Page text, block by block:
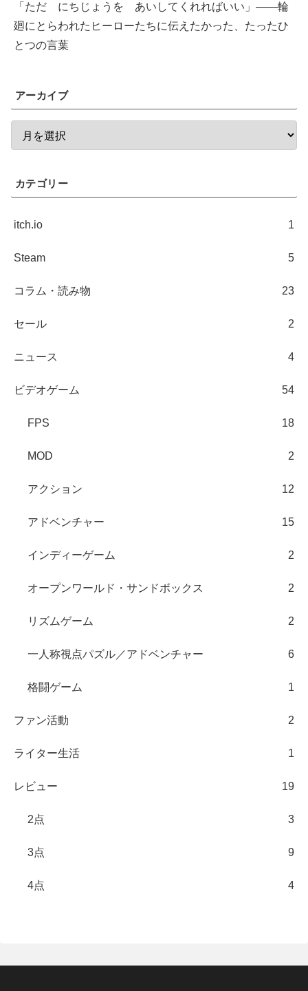
「ただ にちじょうを あいしてくれればいい」――輪
廻にとらわれたヒーローたちに伝えたかった、たったひ
とつの言葉
アーカイブ
カテゴリー
itch.io 1
Steam 5
コラム・読み物 23
セール 2
ニュース 4
ビデオゲーム 54
FPS 18
MOD 2
アクション 12
アドベンチャー 15
インディーゲーム 2
オープンワールド・サンドボックス 2
リズムゲーム 2
一人称視点パズル／アドベンチャー 6
格闘ゲーム 1
ファン活動 2
ライター生活 1
レビュー 19
2点 3
3点 9
4点 4